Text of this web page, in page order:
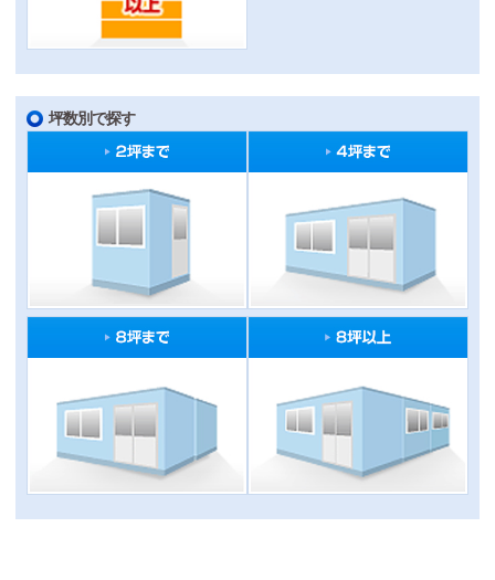
坪数別で探す